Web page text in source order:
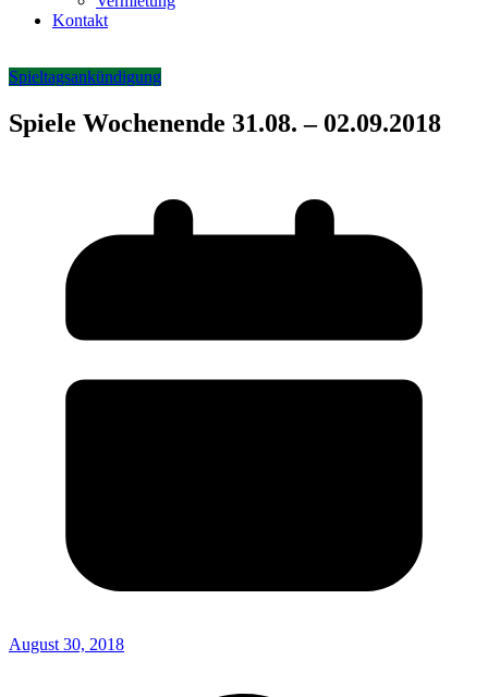
Kontakt
Spieltagsankündigung
Spiele Wochenende 31.08. – 02.09.2018
August 30, 2018